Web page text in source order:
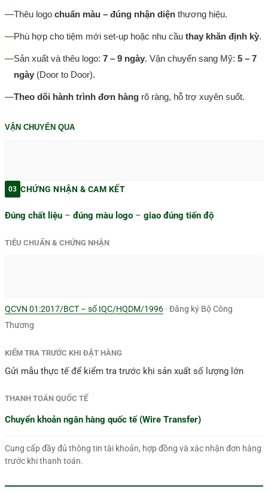
—Thêu logo chuẩn màu – đúng nhận diện thương hiệu.
—Phù hợp cho tiệm mới set-up hoặc nhu cầu thay khăn định kỳ.
—Sản xuất và thêu logo: 7 – 9 ngày. Vận chuyển sang Mỹ: 5 – 7
ngày (Door to Door).
—Theo dõi hành trình đơn hàng rõ ràng, hỗ trợ xuyên suốt.
VẬN CHUYỂN QUA
03 CHỨNG NHẬN & CAM KẾT
Đúng chất liệu – đúng màu logo – giao đúng tiến độ
TIÊU CHUẨN & CHỨNG NHẬN
QCVN 01:2017/BCT – số IQC/HQDM/1996 · Đăng ký Bộ Công
Thương
KIỂM TRA TRƯỚC KHI ĐẶT HÀNG
Gửi mẫu thực tế để kiểm tra trước khi sản xuất số lượng lớn
THANH TOÁN QUỐC TẾ
Chuyển khoản ngân hàng quốc tế (Wire Transfer)
Cung cấp đầy đủ thông tin tài khoản, hợp đồng và xác nhận đơn hàng
trước khi thanh toán.